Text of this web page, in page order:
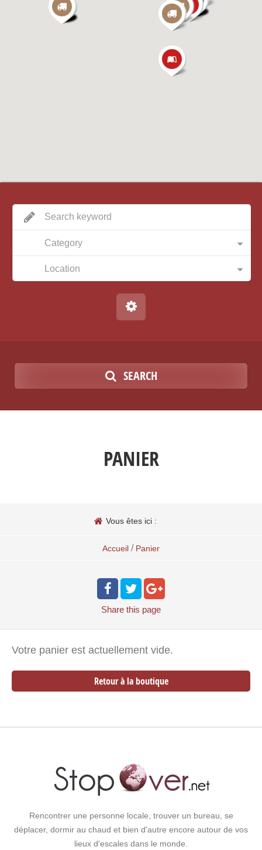
Category
Location
SEARCH
PANIER
Vous êtes ici :
Accueil / Panier
Share this page
Votre panier est actuellement vide.
Retour à la boutique
Rencontrer une personne locale, trouver un bureau, se
déplacer, dormir au chaud et bien d'autre encore autour de vos
lieux d'escales dans le monde.